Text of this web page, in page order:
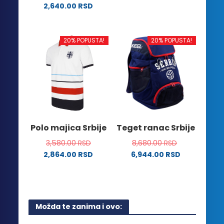
2,640.00 RSD
ima
više
varijanti.
Opcije
mogu
biti
izabrane
stranici
proizvoda.
više
varijanti.
Opcije
mogu
biti
izabrane
na
proizvoda.
20% POPUSTA!
Polo majica Srbije
3,580.00RSD
2,864.00 RSD
više
varijanti.
20% POPUSTA!
Teget ranac Srbije
8,680.00RSD
6,944.00 RSD
Možda te zanima i ovo: